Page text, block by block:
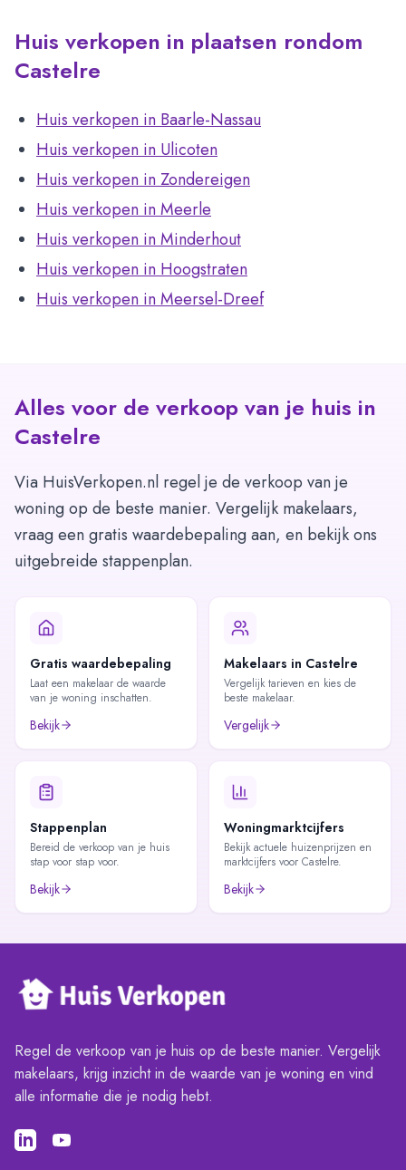
Huis verkopen in plaatsen rondom
Castelre
Huis verkopen in Baarle-Nassau
Huis verkopen in Ulicoten
Huis verkopen in Zondereigen
Huis verkopen in Meerle
Huis verkopen in Minderhout
Huis verkopen in Hoogstraten
Huis verkopen in Meersel-Dreef
Alles voor de verkoop van je huis in
Castelre
Via HuisVerkopen.nl regel je de verkoop van je
woning op de beste manier. Vergelijk makelaars,
vraag een gratis waardebepaling aan, en bekijk ons
uitgebreide stappenplan.
Gratis waardebepaling
Laat een makelaar de waarde
van je woning inschatten.
Bekijk
Makelaars in Castelre
Vergelijk tarieven en kies de
beste makelaar.
Vergelijk
Stappenplan
Bereid de verkoop van je huis
stap voor stap voor.
Bekijk
Woningmarktcijfers
Bekijk actuele huizenprijzen en
marktcijfers voor Castelre.
Bekijk
Regel de verkoop van je huis op de beste manier. Vergelijk
makelaars, krijg inzicht in de waarde van je woning en vind
alle informatie die je nodig hebt.